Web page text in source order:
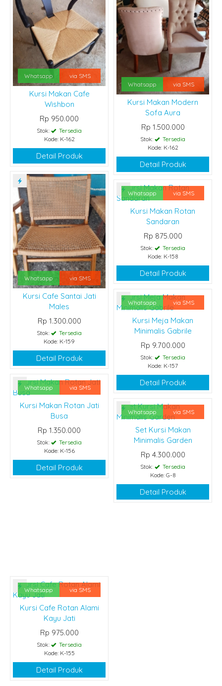
Whatsapp via SMS
Kursi Makan Cafe
Wishbon
Rp 950.000
Stok:
Tersedia
Kode: K-162
Detail Produk
Whatsapp via SMS
Kursi Makan Modern
Sofa Aura
Rp 1.500.000
Stok:
Tersedia
Kode: K-162
Detail Produk
Whatsapp via SMS
Kursi Cafe Santai Jati
Males
Rp 1.300.000
Stok:
Tersedia
Kode: K-159
Detail Produk
Whatsapp via SMS
Kursi Makan Rotan
Sandaran
Rp 875.000
Stok:
Tersedia
Kode: K-158
Detail Produk
Whatsapp via SMS
Kursi Meja Makan
Minimalis Gabrile
Rp 9.700.000
Stok:
Tersedia
Kode: K-157
Detail Produk
Whatsapp via SMS
Kursi Makan Rotan Jati
Busa
Rp 1.350.000
Stok:
Tersedia
Kode: K-156
Detail Produk
Whatsapp via SMS
Set Kursi Makan
Minimalis Garden
Rp 4.300.000
Stok:
Tersedia
Kode: G-8
Detail Produk
Whatsapp via SMS
Kursi Cafe Rotan Alami
Kayu Jati
Rp 975.000
Stok:
Tersedia
Kode: K-155
Detail Produk